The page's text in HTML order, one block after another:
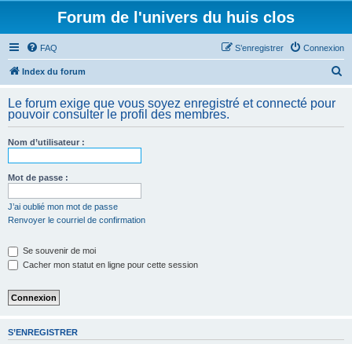
Forum de l'univers du huis clos
FAQ Connexion
S’enregistrer
Index du forum
h
Le forum exige que vous soyez enregistré et connecté pour
pouvoir consulter le profil des membres.
Nom d’utilisateur :
Mot de passe :
J’ai oublié mon mot de passe
Renvoyer le courriel de confirmation
Se souvenir de moi
Cacher mon statut en ligne pour cette session
S’ENREGISTRER